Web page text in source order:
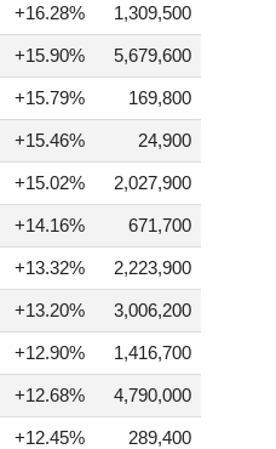
+16.28% 1,309,500
+15.90% 5,679,600
+15.79% 169,800
+15.46% 24,900
+15.02% 2,027,900
+14.16% 671,700
+13.32% 2,223,900
+13.20% 3,006,200
+12.90% 1,416,700
+12.68% 4,790,000
+12.45% 289,400